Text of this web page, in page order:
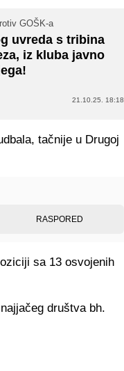
GOŠK-a
uvreda s tribina
iz kluba javno
21.10.25. 18:18
tačnije u Drugoj
RASPORED
sa 13 osvojenih
društva bh.